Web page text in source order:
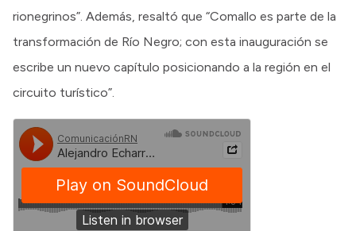
rionegrinos”. Además, resaltó que “Comallo es parte de la
transformación de Río Negro; con esta inauguración se
escribe un nuevo capítulo posicionando a la región en el
circuito turístico”.